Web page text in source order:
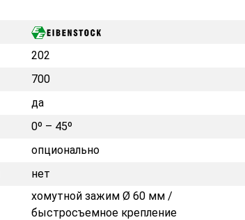
202
700
да
0º – 45º
опционально
нет
хомутной зажим Ø 60 мм /
быстросъемное крепление